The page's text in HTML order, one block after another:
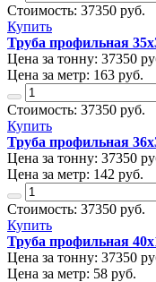
Стоимость: 37350 руб.
Купить
Труба профильная
Цена за тонну: 37350
Цена за метр: 163 руб.
Стоимость: 37350 руб.
Купить
Труба профильная
Цена за тонну: 37350
Цена за метр: 142 руб.
Стоимость: 37350 руб.
Купить
Труба профильная
Цена за тонну: 37350
Цена за метр: 58 руб.